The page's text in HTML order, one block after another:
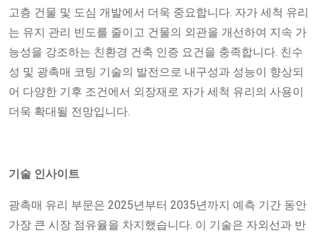
고층 건물 및 도심 개발에서 더욱 중요합니다. 자가 세척 유리
는 유지 관리 빈도를 줄이고 건물의 외관을 개선하여 지속 가
능성을 강조하는 친환경 건축 인증 요건을 충족합니다. 친수
성 및 광촉매 코팅 기술의 발전으로 내구성과 성능이 향상되
어 다양한 기후 조건에서 외장재로 자가 세척 유리의 사용이
더욱 확대될 전망입니다.
기술 인사이트
광촉매 유리 부문은 2025년부터 2035년까지 예측 기간 동안
가장 큰 시장 점유율을 차지했습니다. 이 기술은 자외선과 반